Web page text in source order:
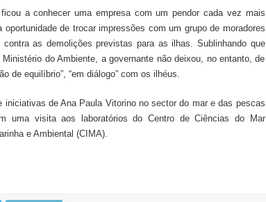
a conhecer uma empresa com um pendor cada vez mais
de trocar impressões com um grupo de moradores
as demolições previstas para as ilhas. Sublinhando que
do Ambiente, a governante não deixou, no entanto, de
de equilíbrio”, “em diálogo” com os ilhéus.
iniciativas de Ana Paula Vitorino no sector do mar e das pescas
uma visita aos laboratórios do Centro de Ciências do Mar
e Ambiental (CIMA).